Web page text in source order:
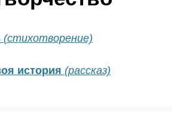
(стихотворение)
история (рассказ)